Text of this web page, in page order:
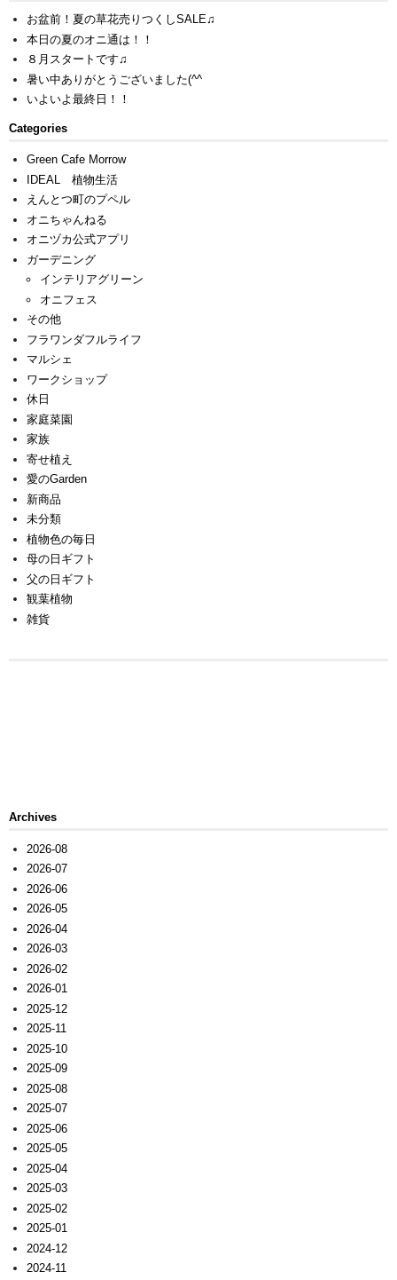
お盆前！夏の草花売りつくしSALE♫
本日の夏のオニ通は！！
８月スタートです♫
暑い中ありがとうございました(^^ゞ
いよいよ最終日！！
Categories
Green Cafe Morrow
IDEAL 植物生活
えんとつ町のプペル
オニちゃんねる
オニヅカ公式アプリ
ガーデニング
インテリアグリーン
オニフェス
その他
フラワンダフルライフ
マルシェ
ワークショップ
休日
家庭菜園
家族
寄せ植え
愛のGarden
新商品
未分類
植物色の毎日
母の日ギフト
父の日ギフト
観葉植物
雑貨
Archives
2026-08
2026-07
2026-06
2026-05
2026-04
2026-03
2026-02
2026-01
2025-12
2025-11
2025-10
2025-09
2025-08
2025-07
2025-06
2025-05
2025-04
2025-03
2025-02
2025-01
2024-12
2024-11